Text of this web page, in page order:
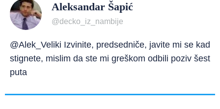
Aleksandar Šapić
@decko_iz_nambije
@Alek_Veliki Izvinite, predsedniče, javite mi se kad
stignete, mislim da ste mi greškom odbili poziv šest
puta